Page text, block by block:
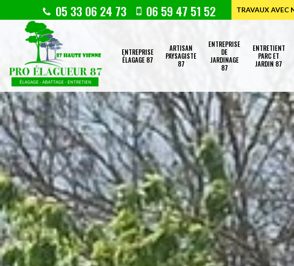
05 33 06 24 73 06 59 47 51 52 TRAVAUX AVEC
ENTREPRISE
ÉLAGAGE 87
ARTISAN
PAYSAGISTE
87
ENTREPRISE
DE
JARDINAGE
87
ENTRETIENT
PARC ET
JARDIN 87